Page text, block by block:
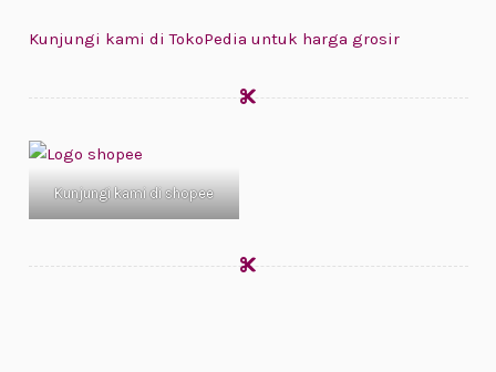
Kunjungi kami di TokoPedia untuk harga grosir
Kunjungi kami di shopee